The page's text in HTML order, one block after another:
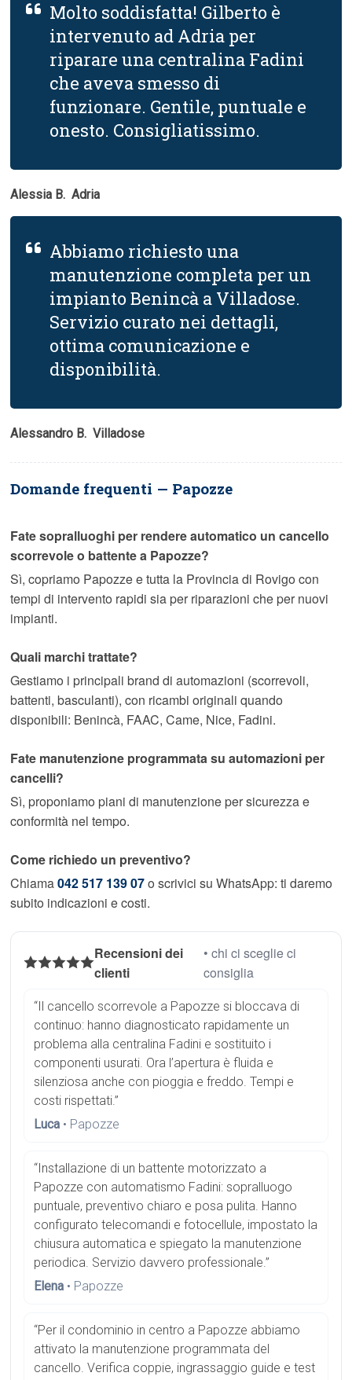
Molto soddisfatta! Gilberto è
intervenuto ad Adria per
riparare una centralina Fadini
che aveva smesso di
funzionare. Gentile, puntuale e
onesto. Consigliatissimo.
Alessia B.  Adria
Abbiamo richiesto una
manutenzione completa per un
impianto Benincà a Villadose.
Servizio curato nei dettagli,
ottima comunicazione e
disponibilità.
Alessandro B.  Villadose
Domande frequenti — Papozze
Fate sopralluoghi per rendere automatico un cancello
scorrevole o battente a Papozze?
Sì, copriamo Papozze e tutta la Provincia di Rovigo con
tempi di intervento rapidi sia per riparazioni che per nuovi
impianti.
Quali marchi trattate?
Gestiamo i principali brand di automazioni (scorrevoli,
battenti, basculanti), con ricambi originali quando
disponibili: Benincà, FAAC, Came, Nice, Fadini.
Fate manutenzione programmata su automazioni per
cancelli?
Sì, proponiamo piani di manutenzione per sicurezza e
conformità nel tempo.
Come richiedo un preventivo?
Chiama042 517 139 07o scrivici su WhatsApp: ti daremo
subito indicazioni e costi.
Recensioni dei
clienti
• chi ci sceglie ci
consiglia
“Il cancello scorrevole a Papozze si bloccava di
continuo: hanno diagnosticato rapidamente un
problema alla centralina Fadini e sostituito i
componenti usurati. Ora l’apertura è fluida e
silenziosa anche con pioggia e freddo. Tempi e
costi rispettati.”
Luca • Papozze
“Installazione di un battente motorizzato a
Papozze con automatismo Fadini: sopralluogo
puntuale, preventivo chiaro e posa pulita. Hanno
configurato telecomandi e fotocellule, impostato la
chiusura automatica e spiegato la manutenzione
periodica. Servizio davvero professionale.”
Elena • Papozze
“Per il condominio in centro a Papozze abbiamo
attivato la manutenzione programmata del
cancello. Verifica coppie, ingrassaggio guide e test